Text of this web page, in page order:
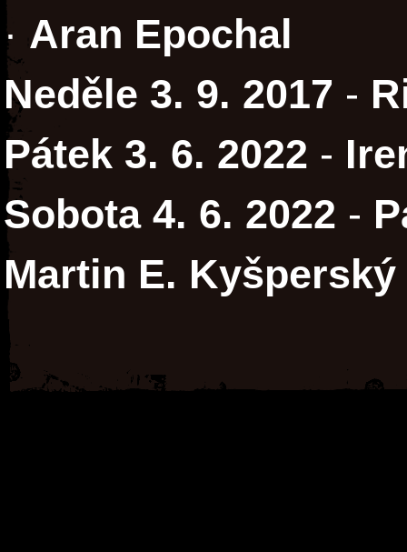
· Aran Epochal
Neděle 3. 9. 2017 -
Pátek 3. 6. 2022 -
Sobota 4. 6. 2022 -
Martin E. Kyšperský